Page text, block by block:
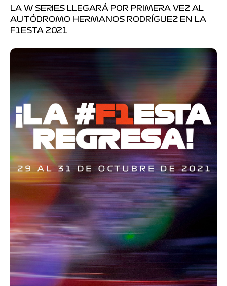
LA W SERIES LLEGARÁ POR PRIMERA VEZ AL
AUTÓDROMO HERMANOS RODRÍGUEZ EN LA
F1ESTA 2021